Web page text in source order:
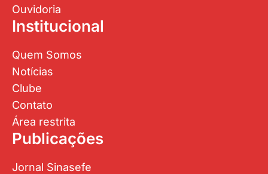
Ouvidoria
Institucional
Quem Somos
Notícias
Clube
Contato
Área restrita
Publicações
Jornal Sinasefe